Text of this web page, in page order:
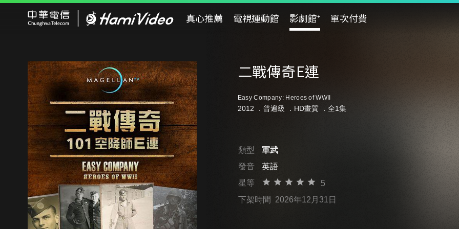
真心推薦 電視運動館 影劇館⁺ 單次付費
二戰傳奇E連
Easy Company: Heroes of WWII
2012 ． 普遍級 ．HD畫質 ．全1集
類型
軍武
發音
英語
星等
5
下架時間 2026年12月31日